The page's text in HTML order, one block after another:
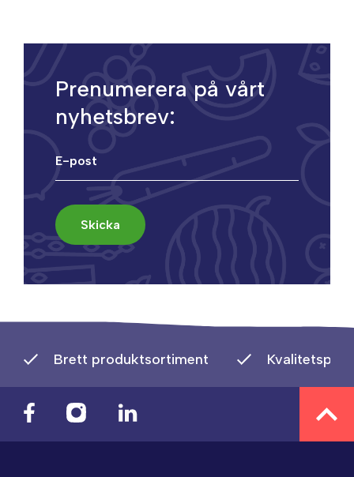
Prenumerera på vårt
nyhetsbrev:
Brett produktsortiment